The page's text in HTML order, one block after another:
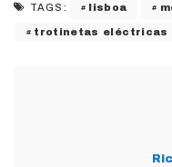
TAGS: lisboa
trotinetas eléctricas